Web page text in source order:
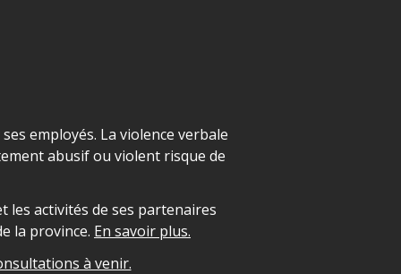
employés. La violence verbale
abusif ou violent risque de
les activités de ses partenaires
la province. En savoir plus.
à venir.